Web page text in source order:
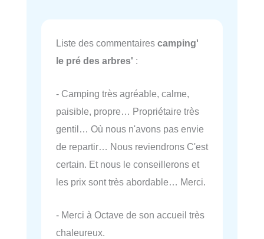
Liste des commentaires camping'
le pré des arbres' :
- Camping très agréable, calme,
paisible, propre… Propriétaire très
gentil… Où nous n'avons pas envie
de repartir… Nous reviendrons C'est
certain. Et nous le conseillerons et
les prix sont très abordable… Merci.
- Merci à Octave de son accueil très
chaleureux.